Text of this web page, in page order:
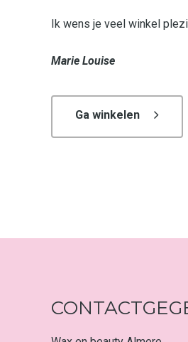
Ik wens je veel winkel
Marie Louise
Ga winkelen